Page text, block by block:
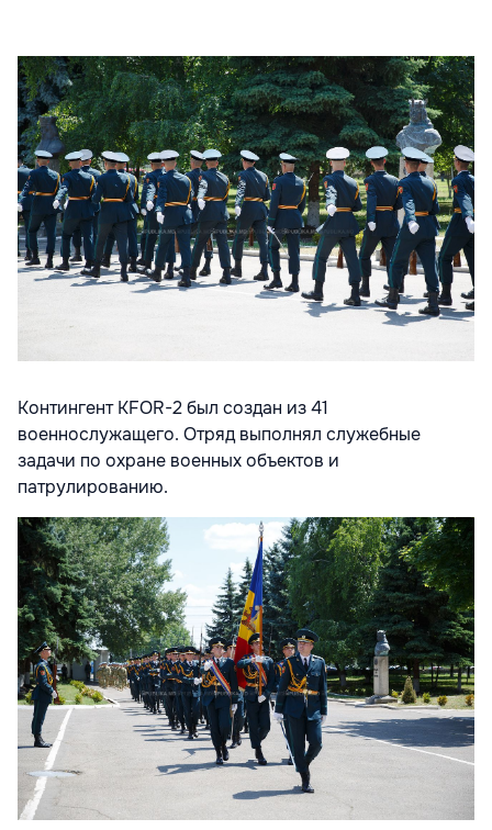
Контингент KFOR-2 был создан из 41
военнослужащего. Отряд выполнял служебные
задачи по охране военных объектов и
патрулированию.